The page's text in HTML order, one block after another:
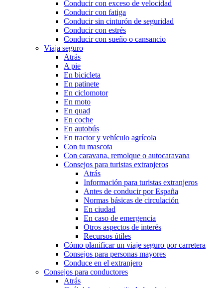
Conducir con exceso de velocidad
Conducir con fatiga
Conducir sin cinturón de seguridad
Conducir con estrés
Conducir con sueño o cansancio
Viaja seguro
Atrás
A pie
En bicicleta
En patinete
En ciclomotor
En moto
En quad
En coche
En autobús
En tractor y vehículo agrícola
Con tu mascota
Con caravana, remolque o autocaravana
Consejos para turistas extranjeros
Atrás
Información para turistas extranjeros
Antes de conducir por España
Normas básicas de circulación
En ciudad
En caso de emergencia
Otros aspectos de interés
Recursos útiles
Cómo planificar un viaje seguro por carretera
Consejos para personas mayores
Conduce en el extranjero
Consejos para conductores
Atrás